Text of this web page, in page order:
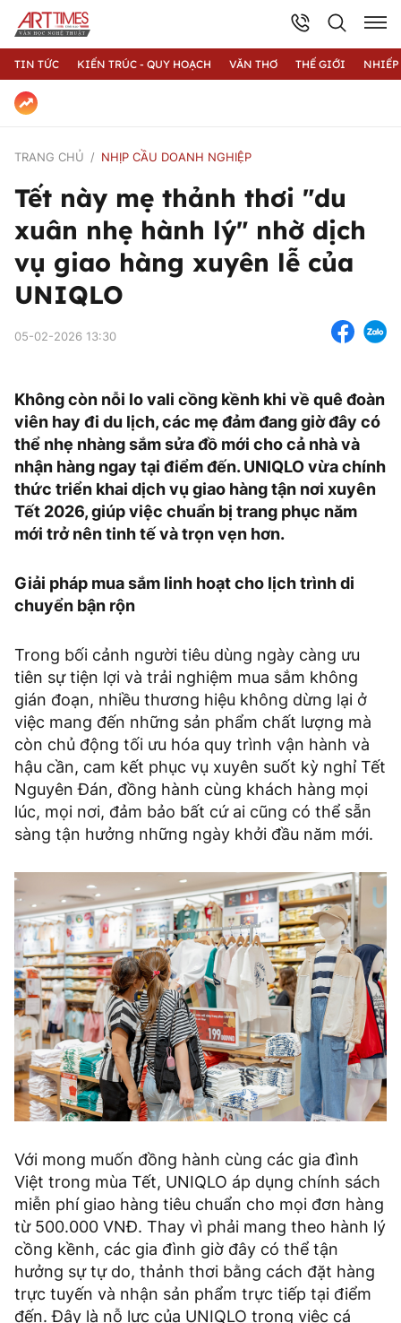
TIN TỨC KIẾN TRÚC - QUY HOẠCH VĂN THƠ THẾ GIỚI
TRANG CHỦ NHỊP CẦU DOANH NGHIỆP
Tết này mẹ thảnh thơi "du
xuân nhẹ hành lý" nhờ dịch
vụ giao hàng xuyên lễ của
UNIQLO
05-02-2026 13:30
Không còn nỗi lo vali cồng kềnh khi về quê đoàn
viên hay đi du lịch, các mẹ đảm đang giờ đây có
thể nhẹ nhàng sắm sửa đồ mới cho cả nhà và
nhận hàng ngay tại điểm đến. UNIQLO vừa chính
thức triển khai dịch vụ giao hàng tận nơi xuyên
Tết 2026, giúp việc chuẩn bị trang phục năm
mới trở nên tinh tế và trọn vẹn hơn.
Giải pháp mua sắm linh hoạt cho lịch trình di
chuyển bận rộn
Trong bối cảnh người tiêu dùng ngày càng ưu
tiên sự tiện lợi và trải nghiệm mua sắm không
gián đoạn, nhiều thương hiệu không dừng lại ở
việc mang đến những sản phẩm chất lượng mà
còn chủ động tối ưu hóa quy trình vận hành và
hậu cần, cam kết phục vụ xuyên suốt kỳ nghỉ Tết
Nguyên Đán, đồng hành cùng khách hàng mọi
lúc, mọi nơi, đảm bảo bất cứ ai cũng có thể sẵn
sàng tận hưởng những ngày khởi đầu năm mới.
Với mong muốn đồng hành cùng các gia đình
Việt trong mùa Tết, UNIQLO áp dụng chính sách
miễn phí giao hàng tiêu chuẩn cho mọi đơn hàng
từ 500.000 VNĐ. Thay vì phải mang theo hành lý
cồng kềnh, các gia đình giờ đây có thể tận
hưởng sự tự do, thảnh thơi bằng cách đặt hàng
trực tuyến và nhận sản phẩm trực tiếp tại điểm
đến. Đây là nỗ lực của UNIQLO trong việc cá